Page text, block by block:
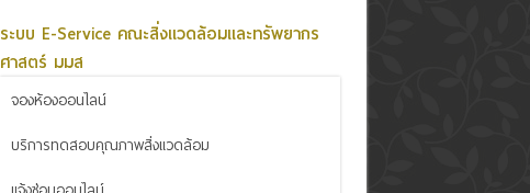
ระบบ E-Service คณะสิ่งแวดล้อมและทรัพยากร
ศาสตร์ มมส
จองห้องออนไลน์
บริการทดสอบคุณภาพสิ่งแวดล้อม